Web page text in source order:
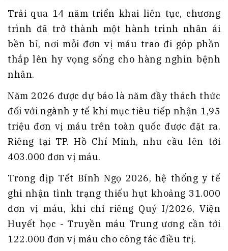
Trải qua 14 năm triển khai liên tục, chương
trình đã trở thành một hành trình nhân ái
bền bỉ, nơi mỗi đơn vị máu trao đi góp phần
thắp lên hy vọng sống cho hàng nghìn bệnh
nhân.
Năm 2026 được dự báo là năm đầy thách thức
đối với ngành y tế khi mục tiêu tiếp nhận 1,95
triệu đơn vị máu trên toàn quốc được đặt ra.
Riêng tại TP. Hồ Chí Minh, nhu cầu lên tới
403.000 đơn vị máu.
Trong dịp Tết Bính Ngọ 2026, hệ thống y tế
ghi nhận tình trạng thiếu hụt khoảng 31.000
đơn vị máu, khi chỉ riêng Quý I/2026, Viện
Huyết học - Truyền máu Trung ương cần tới
122.000 đơn vị máu cho công tác điều trị.